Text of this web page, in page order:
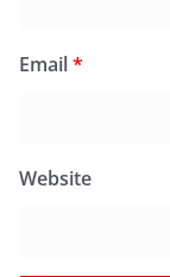
Email*
Website